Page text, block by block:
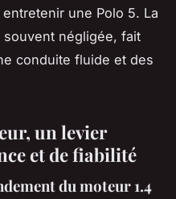
une Polo 5. La
négligée, fait
conduite fluide et des
un levier
et de fiabilité
du moteur 1.4